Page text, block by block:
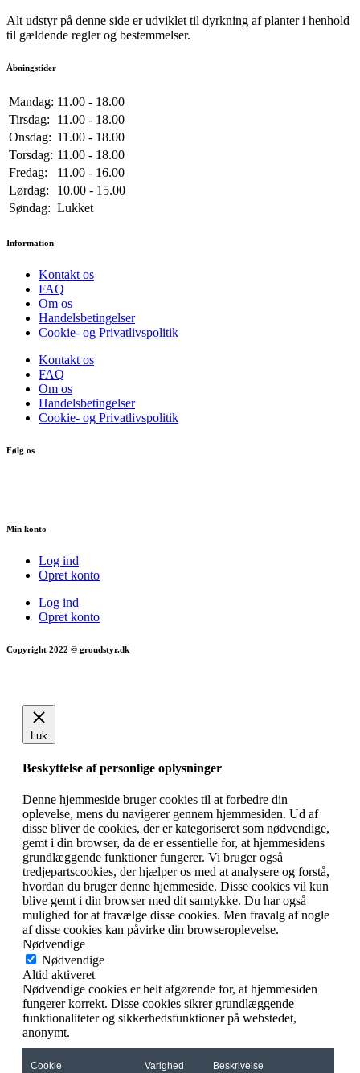
Alt udstyr på denne side er udviklet til dyrkning af planter i henhold
til gældende regler og bestemmelser.
Åbningstider
Mandag: 11.00 - 18.00
Tirsdag:
11.00 - 18.00
Onsdag: 11.00 - 18.00
Torsdag: 11.00 - 18.00
Fredag:
11.00 - 16.00
Lørdag:
10.00 - 15.00
Søndag: Lukket
Information
Kontakt os
FAQ
Om os
Handelsbetingelser
Cookie- og Privatlivspolitik
Kontakt os
FAQ
Om os
Handelsbetingelser
Cookie- og Privatlivspolitik
Følg os
Min konto
Log ind
Opret konto
Log ind
Opret konto
Copyright 2022 © groudstyr.dk
Luk
Beskyttelse af personlige oplysninger
Denne hjemmeside bruger cookies til at forbedre din
oplevelse, mens du navigerer gennem hjemmesiden. Ud af
disse bliver de cookies, der er kategoriseret som nødvendige,
gemt i din browser, da de er essentielle for, at hjemmesidens
grundlæggende funktioner fungerer. Vi bruger også
tredjepartscookies, der hjælper os med at analysere og forstå,
hvordan du bruger denne hjemmeside. Disse cookies vil kun
blive gemt i din browser med dit samtykke. Du har også
mulighed for at fravælge disse cookies. Men fravalg af nogle
af disse cookies kan påvirke din browseroplevelse.
Nødvendige
Nødvendige
Altid aktiveret
Nødvendige cookies er helt afgørende for, at hjemmesiden
fungerer korrekt. Disse cookies sikrer grundlæggende
funktionaliteter og sikkerhedsfunktioner på webstedet,
anonymt.
Cookie Varighed Beskrivelse